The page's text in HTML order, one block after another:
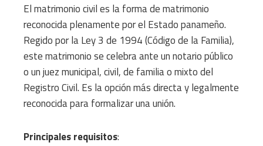
El matrimonio civil es la forma de matrimonio
reconocida plenamente por el Estado panameño.
Regido por la Ley 3 de 1994 (Código de la Familia),
este matrimonio se celebra ante un notario público
o un juez municipal, civil, de familia o mixto del
Registro Civil. Es la opción más directa y legalmente
reconocida para formalizar una unión.
Principales requisitos: